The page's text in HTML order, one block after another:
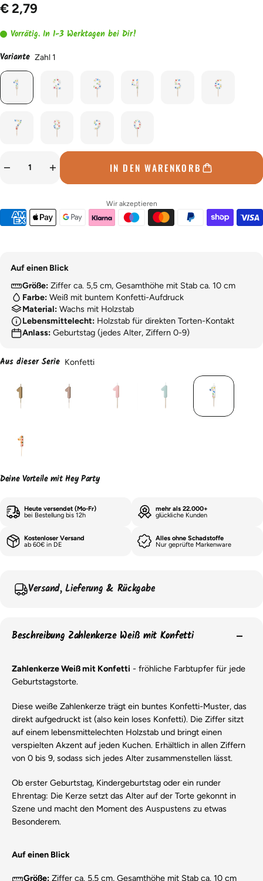
€ 2,79
Vorrätig. In 1-3 Werktagen bei Dir!
Variante Zahl 1
IN DEN WARENKORB
Wir akzeptieren
Auf einen Blick
Größe: Ziffer ca. 5,5 cm, Gesamthöhe mit Stab ca. 10 cm
Farbe: Weiß mit buntem Konfetti-Aufdruck
Material: Wachs mit Holzstab
Lebensmittelecht: Holzstab für direkten Torten-Kontakt
Anlass: Geburtstag (jedes Alter, Ziffern 0-9)
Aus dieser Serie Konfetti
Deine Vorteile mit Hey Party
Heute versendet (Mo-Fr)
bei Bestellung bis 12h
mehr als 22.000+
glückliche Kunden
Kostenloser Versand
ab 60€ in DE
Alles ohne Schadstoffe
Nur geprüfte Markenware
Versand, Lieferung & Rückgabe
Beschreibung Zahlenkerze Weiß mit Konfetti
Zahlenkerze Weiß mit Konfetti - fröhliche Farbtupfer für jede
Geburtstagstorte.
Diese weiße Zahlenkerze trägt ein buntes Konfetti-Muster, das
direkt aufgedruckt ist (also kein loses Konfetti). Die Ziffer sitzt
auf einem lebensmittelechten Holzstab und bringt einen
verspielten Akzent auf jeden Kuchen. Erhältlich in allen Ziffern
von 0 bis 9, sodass sich jedes Alter zusammenstellen lässt.
Ob erster Geburtstag, Kindergeburtstag oder ein runder
Ehrentag: Die Kerze setzt das Alter auf der Torte gekonnt in
Szene und macht den Moment des Auspustens zu etwas
Besonderem.
Auf einen Blick
Größe: Ziffer ca. 5,5 cm, Gesamthöhe mit Stab ca. 10 cm